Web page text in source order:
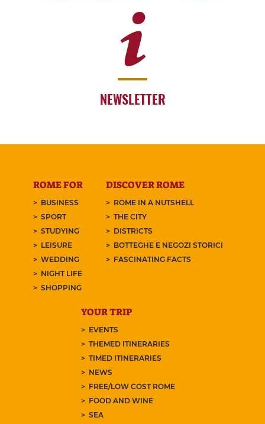
NEWSLETTER
ROME FOR
BUSINESS
SPORT
STUDYING
LEISURE
WEDDING
NIGHT LIFE
SHOPPING
DISCOVER ROME
ROME IN A NUTSHELL
THE CITY
DISTRICTS
BOTTEGHE E NEGOZI STORICI
FASCINATING FACTS
YOUR TRIP
EVENTS
THEMED ITINERARIES
TIMED ITINERARIES
NEWS
FREE/LOW COST ROME
FOOD AND WINE
SEA